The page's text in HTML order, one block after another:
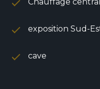
exposition Sud-
cave